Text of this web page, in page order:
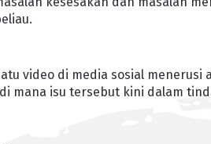
video di media sosial
mana isu tersebut kini dalam